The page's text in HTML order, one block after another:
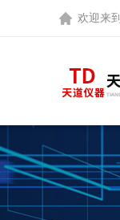
欢迎来到